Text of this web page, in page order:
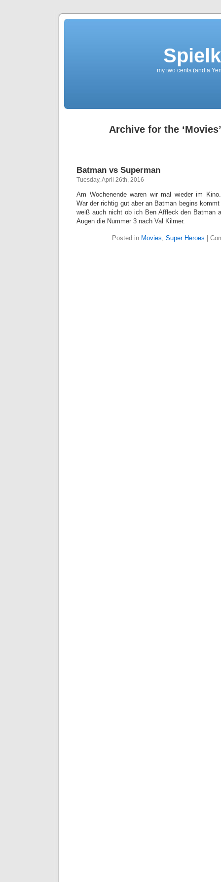
my two cents (and a
Archive for the
Batman vs Superman
Tuesday, April 26th, 2016
Am Wochenende waren wir mal wieder im
War der richtig gut aber an Batman begins
weiß auch nicht ob ich Ben Affleck den Batman
Augen die Nummer 3 nach Val Kilmer.
Posted in Movies, Super Heroes